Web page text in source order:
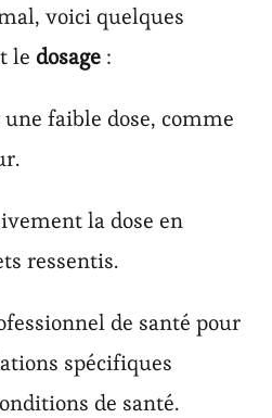
voici quelques
le dosage :
faible dose, comme
la dose en
ressentis.
de santé pour
spécifiques
de santé.